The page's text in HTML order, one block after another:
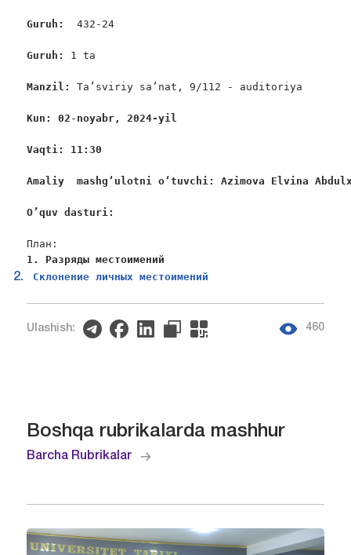
Guruh: 432-24
Guruh: 1 ta
Manzil: Ta’sviriy sa’nat, 9/112 - auditoriya
Kun: 02 - noyabr, 2024-yil
Vaqti: 11:30
Amaliy  mashgʻulotni oʻtuvchi: Azimova Elvina
O’quv dasturi:
План:
1. Разряды местоимений
Склонение личных местоимений
Ulashish: 460
Boshqa rubrikalarda mashhur
Barcha Rubrikalar